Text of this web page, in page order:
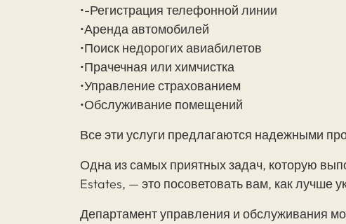
•-Регистрация телефонной линии
•Аренда автомобилей
•Поиск недорогих авиабилетов
•Прачечная или химчистка
•Управление страхованием
•Обслуживание помещений
Все эти услуги предлагаются надежными
Одна из самых приятных задач, которую
Estates, — это посоветовать вам, как лучше
Департамент управления и обслуживания